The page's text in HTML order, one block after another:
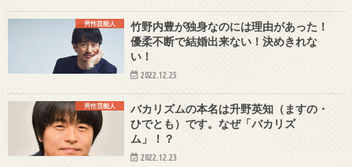
男性芸能人
竹野内豊が独身なのには理由があった！
優柔不断で結婚出来ない！決めきれな
い！
2022.12.25
男性芸能人
バカリズムの本名は升野英知（ますの・
ひでとも）です。なぜ「バカリズ
ム」！？
2022.12.23